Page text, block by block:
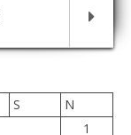
S
N
1